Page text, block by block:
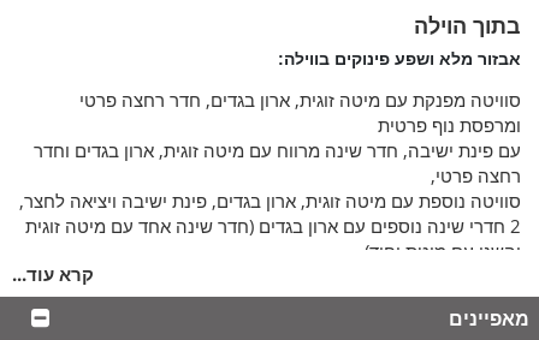
בתוך הוילה
אבזור מלא ושפע פינוקים בווילה:
סוויטה מפנקת עם מיטה זוגית, ארון בגדים, חדר רחצה פרטי
ומרפסת נוף פרטית
עם פינת ישיבה, חדר שינה מרווח עם מיטה זוגית, ארון בגדים וחדר
רחצה פרטי,
סוויטה נוספת עם מיטה זוגית, ארון בגדים, פינת ישיבה ויציאה לחצר,
2 חדרי שינה נוספים עם ארון בגדים (חדר שינה אחד עם מיטה זוגית
והשני עם מיטת יחיד),
מטבח גדול ומאובזר הכולל פינת קפה, מקרר, תנור, כיריים, כלי
מטבח
ופינת אוכל ל-8 איש, חדר רחצה נוסף עם שירותים, מקלחת,
קרא עוד...
מאפיינים